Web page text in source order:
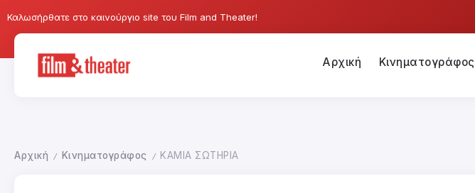
Καλωσήρθατε στο καινούργιο site του Film and Theater!
Αρχική Κινηματογράφος
Αρχική / Κινηματογράφος / ΚΑΜΙΑ ΣΩΤΗΡΙΑ